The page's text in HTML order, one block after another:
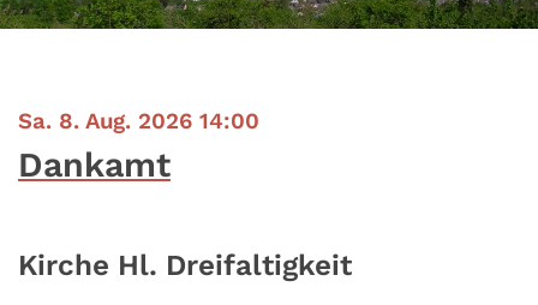
Sa. 8. Aug. 2026 14:00
Dankamt
Kirche Hl. Dreifaltigkeit